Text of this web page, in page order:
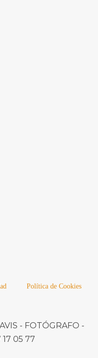
Política de Cookies
- FOTÓGRAFO -
17 05 77